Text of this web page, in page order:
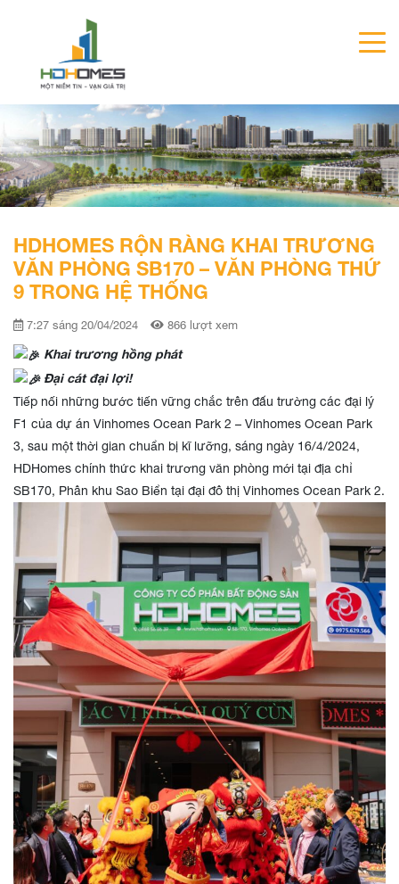
HDHOMES RỘN RÀNG KHAI TRƯƠNG
VĂN PHÒNG SB170 – VĂN PHÒNG THỨ
9 TRONG HỆ THỐNG
7:27 sáng 20/04/2024 866 lượt xem
Khai trương hồng phát
Đại cát đại lợi!
Tiếp nối những bước tiến vững chắc trên đấu trường các đại lý
F1 của dự án Vinhomes Ocean Park 2 – Vinhomes Ocean Park
3, sau một thời gian chuẩn bị kĩ lưỡng, sáng ngày 16/4/2024,
HDHomes chính thức khai trương văn phòng mới tại địa chỉ
SB170, Phân khu Sao Biển tại đại đô thị Vinhomes Ocean Park 2.